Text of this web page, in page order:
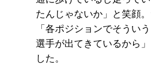
たんじゃないか」と笑顔
「各ポジションでそうい
選手が出てきているから
した。